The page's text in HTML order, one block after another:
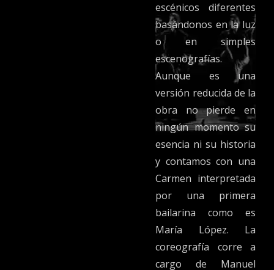
escénicos diferentes
basándonos en la luz
o en simples
escenografías.
Aunque es una
versión reducida de la
obra no pierde en
ningún momento su
esencia ni su historia
y contamos con una
Carmen interpretada
por una primera
bailarina como es
María López. La
coreografía corre a
cargo de Manuel